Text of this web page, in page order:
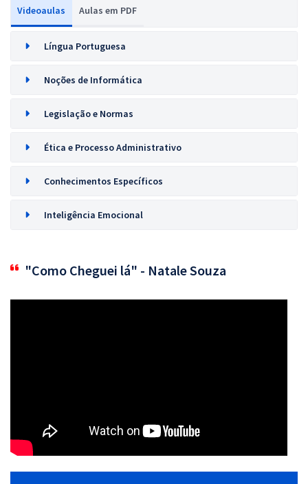
Videoaulas Aulas em PDF
Língua Portuguesa
Noções de Informática
Legislação e Normas
Ética e Processo Administrativo
Conhecimentos Específicos
Inteligência Emocional
"Como Cheguei lá" - Natale Souza